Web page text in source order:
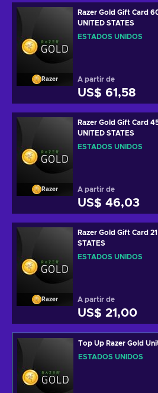
Razer
Razer Gold Gift Card
UNITED STATES
ESTADOS UNIDOS
A partir de
US$ 61,58
Razer
Razer Gold Gift Card
UNITED STATES
ESTADOS UNIDOS
A partir de
US$ 46,03
Razer
Razer Gold Gift Card
STATES
ESTADOS UNIDOS
A partir de
US$ 21,00
Top Up Razer Gold
ESTADOS UNIDOS